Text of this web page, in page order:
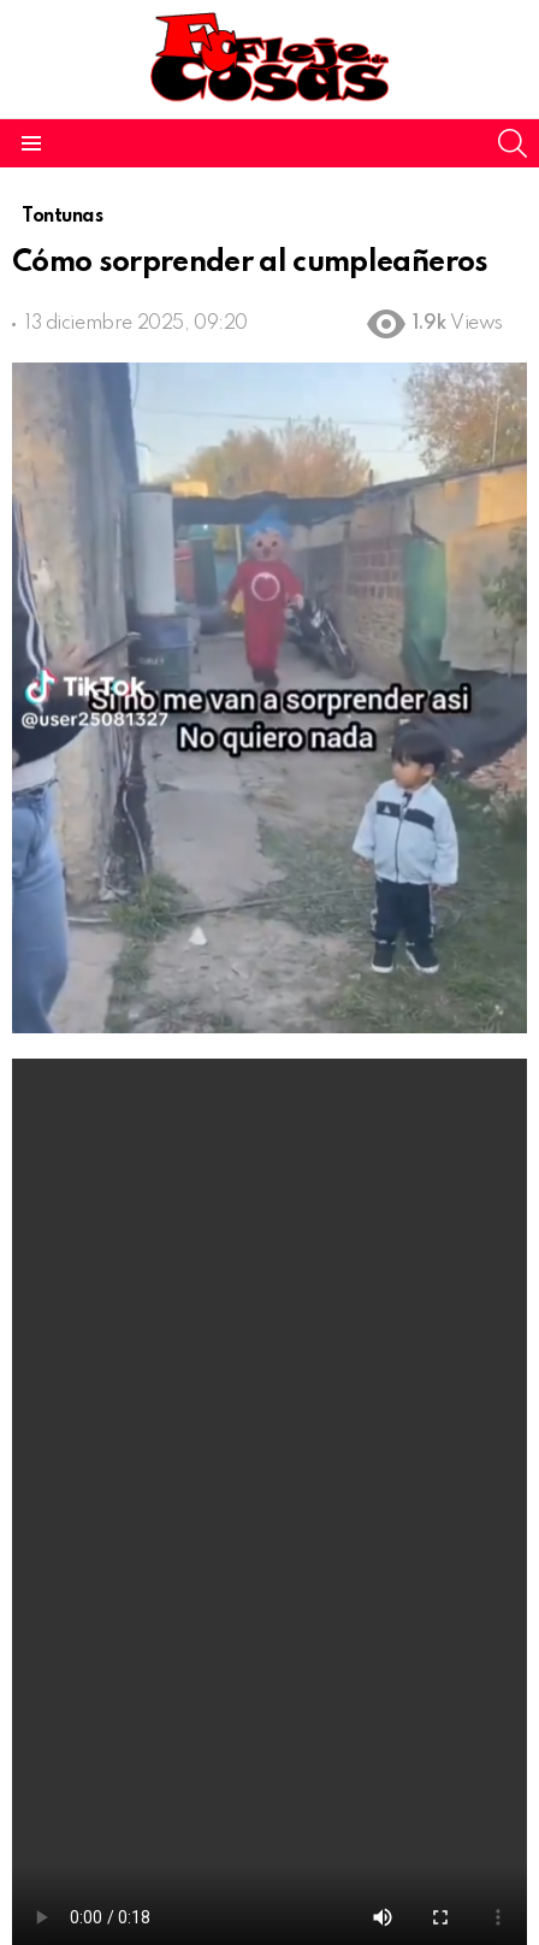
Tontunas
Cómo sorprender al cumpleañeros
13 diciembre 2025, 09:20 1.9k Views